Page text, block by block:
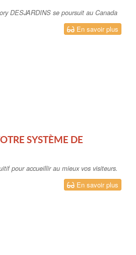
DESJARDINS se poursuit au Canada
En savoir plus
SYSTÈME DE
pour accueillir au mieux vos visiteurs.
En savoir plus